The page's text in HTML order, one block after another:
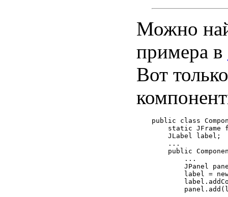
Можно
примера в
Вот
public class
static JFrame
    JLabel label;
    ...
public
        ...
JPanel
label =